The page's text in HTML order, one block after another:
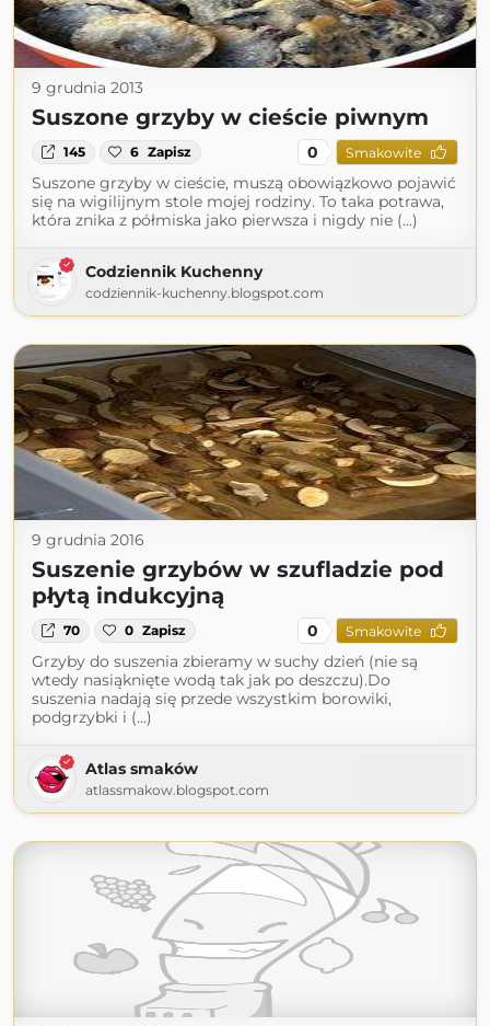
9 grudnia 2013
Suszone grzyby w cieście piwnym
145 6 Zapisz 0 Smakowite
Suszone grzyby w cieście, muszą obowiązkowo pojawić
się na wigilijnym stole mojej rodziny. To taka potrawa,
która znika z półmiska jako pierwsza i nigdy nie (...)
Codziennik Kuchenny
codziennik-kuchenny.blogspot.com
9 grudnia 2016
Suszenie grzybów w szufladzie pod
płytą indukcyjną
70 0 Zapisz 0 Smakowite
Grzyby do suszenia zbieramy w suchy dzień (nie są
wtedy nasiąknięte wodą tak jak po deszczu).Do
suszenia nadają się przede wszystkim borowiki,
podgrzybki i (...)
Atlas smaków
atlassmakow.blogspot.com